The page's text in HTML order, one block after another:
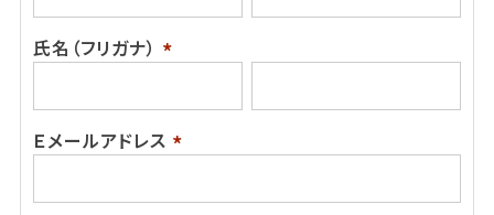
須)
氏名（フリガナ）
須)
Ｅメールアドレス
須)